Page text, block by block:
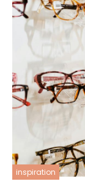
inspiration